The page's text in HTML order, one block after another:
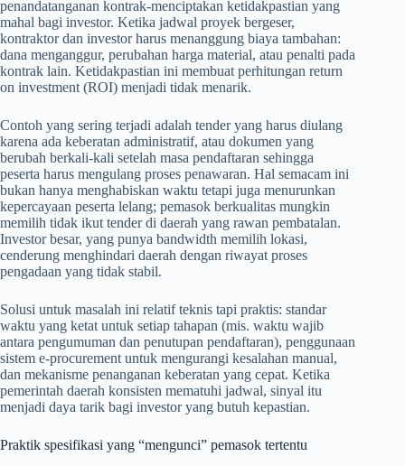
penandatanganan kontrak-menciptakan ketidakpastian yang
mahal bagi investor. Ketika jadwal proyek bergeser,
kontraktor dan investor harus menanggung biaya tambahan:
dana menganggur, perubahan harga material, atau penalti pada
kontrak lain. Ketidakpastian ini membuat perhitungan return
on investment (ROI) menjadi tidak menarik.
Contoh yang sering terjadi adalah tender yang harus diulang
karena ada keberatan administratif, atau dokumen yang
berubah berkali-kali setelah masa pendaftaran sehingga
peserta harus mengulang proses penawaran. Hal semacam ini
bukan hanya menghabiskan waktu tetapi juga menurunkan
kepercayaan peserta lelang; pemasok berkualitas mungkin
memilih tidak ikut tender di daerah yang rawan pembatalan.
Investor besar, yang punya bandwidth memilih lokasi,
cenderung menghindari daerah dengan riwayat proses
pengadaan yang tidak stabil.
Solusi untuk masalah ini relatif teknis tapi praktis: standar
waktu yang ketat untuk setiap tahapan (mis. waktu wajib
antara pengumuman dan penutupan pendaftaran), penggunaan
sistem e-procurement untuk mengurangi kesalahan manual,
dan mekanisme penanganan keberatan yang cepat. Ketika
pemerintah daerah konsisten mematuhi jadwal, sinyal itu
menjadi daya tarik bagi investor yang butuh kepastian.
Praktik spesifikasi yang “mengunci” pemasok tertentu